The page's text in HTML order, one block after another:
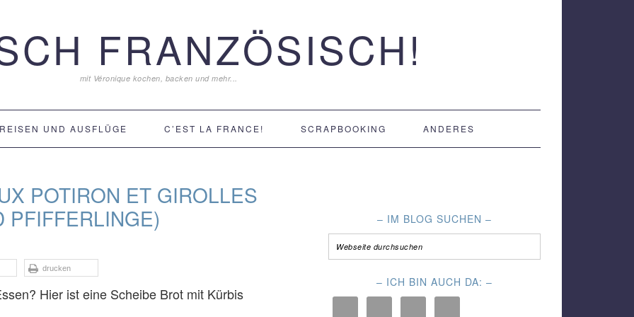
FRANZÖSISCH!
mit Véronique kochen, backen und mehr...
REISEN UND AUSFLÜGE C’EST LA FRANCE! SCRAPBOOKING ANDERES
POTIRON ET GIROLLES
PFIFFERLINGE)
drucken
Hier ist eine Scheibe Brot mit Kürbis
– IM BLOG SUCHEN –
– ICH BIN AUCH DA: –